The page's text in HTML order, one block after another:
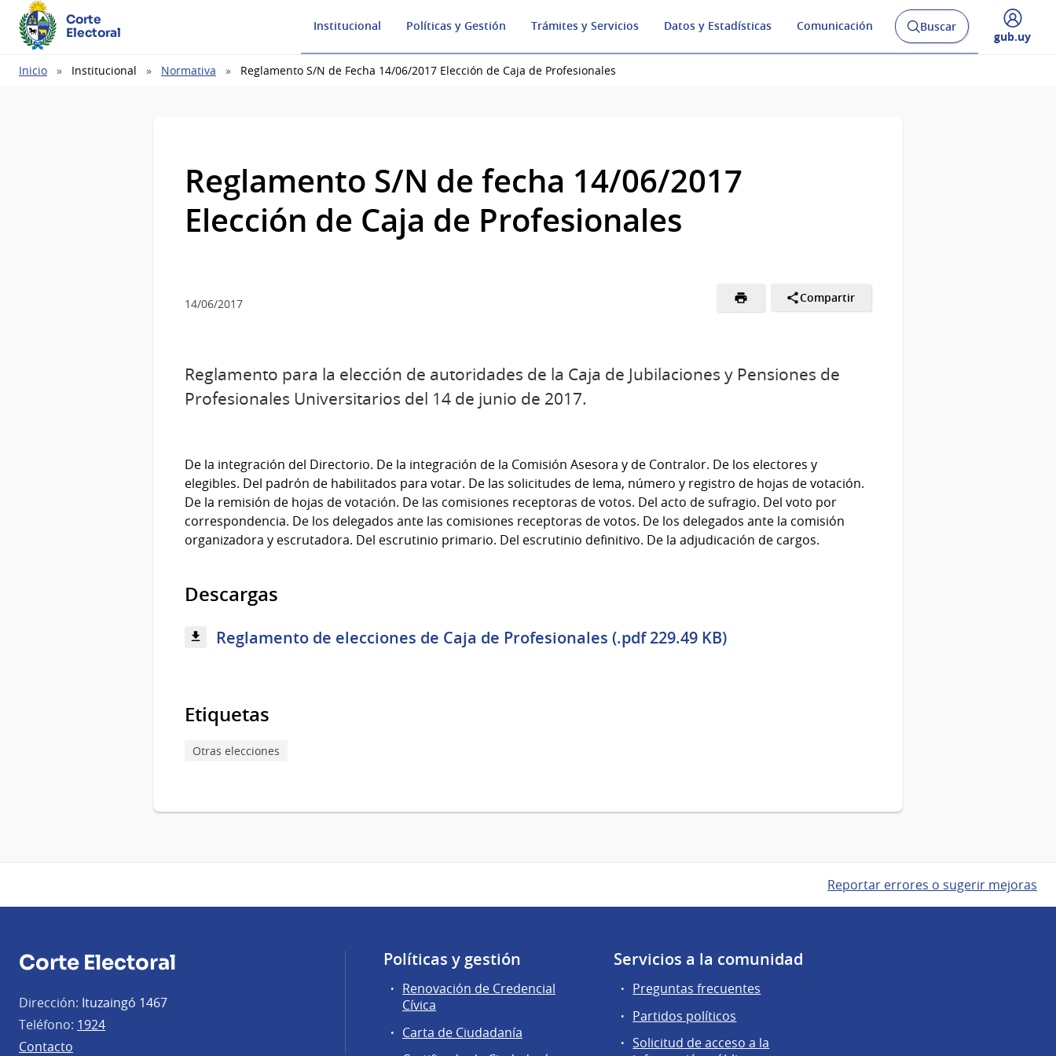
Corte
Electoral
Institucional Políticas y Gestión Trámites y Servicios Datos y Estadísticas Comunicación
Abrir
buscador
Buscar
Desplegar
gub.uy
Ruta
Inicio Institucional Normativa Reglamento S/N de Fecha 14/06/2017 Elección de Caja de Profesionales
Reglamento S/N de fecha 14/06/2017
Elección de Caja de Profesionales
14/06/2017 Compartir
Reglamento para la elección de autoridades de la Caja de Jubilaciones y Pensiones de
Profesionales Universitarios del 14 de junio de 2017.
De la integración del Directorio. De la integración de la Comisión Asesora y de Contralor. De los electores y
elegibles. Del padrón de habilitados para votar. De las solicitudes de lema, número y registro de hojas de votación.
De la remisión de hojas de votación. De las comisiones receptoras de votos. Del acto de sufragio. Del voto por
correspondencia. De los delegados ante las comisiones receptoras de votos. De los delegados ante la comisión
organizadora y escrutadora. Del escrutinio primario. Del escrutinio definitivo. De la adjudicación de cargos.
Descargas
Reglamento de elecciones de Caja de Profesionales (.pdf 229.49 KB)
Etiquetas
Otras elecciones
Reportar errores o sugerir mejoras
Corte Electoral
Dirección: Ituzaingó 1467
Teléfono: 1924
Contacto
Políticas y gestión
Renovación de Credencial
Cívica
Carta de Ciudadanía
Servicios a la comunidad
Preguntas frecuentes
Partidos políticos
Solicitud de acceso a la